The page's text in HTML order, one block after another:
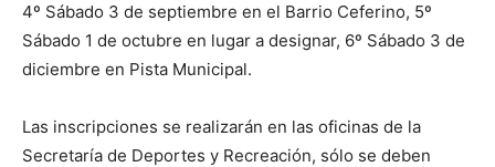
4º Sábado 3 de septiembre en el Barrio Ceferino, 5º
Sábado 1 de octubre en lugar a designar, 6º Sábado 3 de
diciembre en Pista Municipal.
Las inscripciones se realizarán en las oficinas de la
Secretaría de Deportes y Recreación, sólo se deben